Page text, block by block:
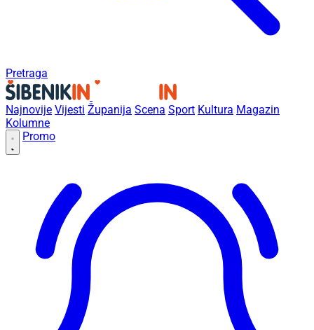
Pretraga
Najnovije Vijesti Županija Scena Sport Kultura Magazin
Kolumne
Promo